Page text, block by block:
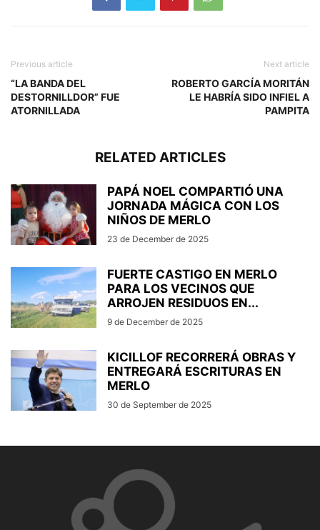
Previous article
“LA BANDA DEL
DESTORNILLDOR” FUE
ATORNILLADA
Next article
ROBERTO GARCÍA MORITÁN
LE HABRÍA SIDO INFIEL A
PAMPITA
RELATED ARTICLES
PAPÁ NOEL COMPARTIÓ UNA
JORNADA MÁGICA CON LOS
NIÑOS DE MERLO
23 de December de 2025
FUERTE CASTIGO EN MERLO
PARA LOS VECINOS QUE
ARROJEN RESIDUOS EN...
9 de December de 2025
KICILLOF RECORRERÁ OBRAS Y
ENTREGARÁ ESCRITURAS EN
MERLO
30 de September de 2025